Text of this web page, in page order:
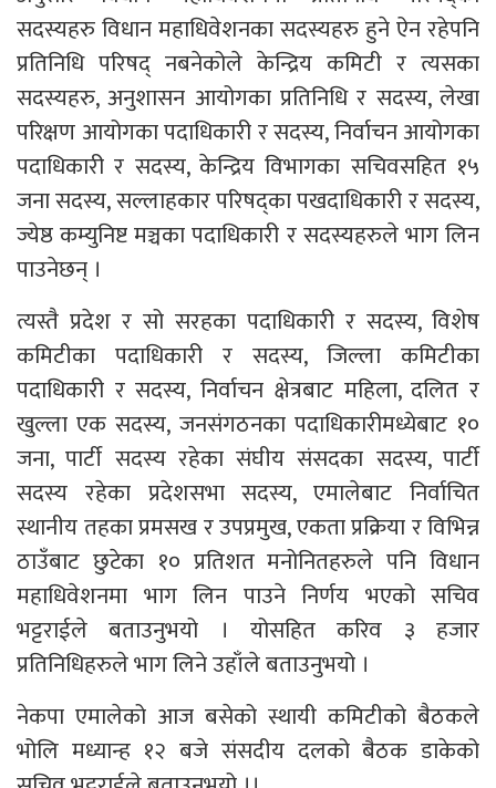
सदस्यहरु विधान महाधिवेशनका सदस्यहरु हुने ऐन रहेपनि
प्रतिनिधि परिषद् नबनेकोले केन्द्रिय कमिटी र त्यसका
सदस्यहरु, अनुशासन आयोगका प्रतिनिधि र सदस्य, लेखा
परिक्षण आयोगका पदाधिकारी र सदस्य, निर्वाचन आयोगका
पदाधिकारी र सदस्य, केन्द्रिय विभागका सचिवसहित १५
जना सदस्य, सल्लाहकार परिषद्का पखदाधिकारी र सदस्य,
ज्येष्ठ कम्युनिष्ट मञ्चका पदाधिकारी र सदस्यहरुले भाग लिन
पाउनेछन् ।
त्यस्तै प्रदेश र सो सरहका पदाधिकारी र सदस्य, विशेष
कमिटीका पदाधिकारी र सदस्य, जिल्ला कमिटीका
पदाधिकारी र सदस्य, निर्वाचन क्षेत्रबाट महिला, दलित र
खुल्ला एक सदस्य, जनसंगठनका पदाधिकारीमध्येबाट १०
जना, पार्टी सदस्य रहेका संघीय संसदका सदस्य, पार्टी
सदस्य रहेका प्रदेशसभा सदस्य, एमालेबाट निर्वाचित
स्थानीय तहका प्रमसख र उपप्रमुख, एकता प्रक्रिया र विभिन्न
ठाउँबाट छुटेका १० प्रतिशत मनोनितहरुले पनि विधान
महाधिवेशनमा भाग लिन पाउने निर्णय भएको सचिव
भट्टराईले बताउनुभयो । योसहित करिव ३ हजार
प्रतिनिधिहरुले भाग लिने उहाँले बताउनुभयो ।
नेकपा एमालेको आज बसेको स्थायी कमिटीको बैठकले
भोलि मध्यान्ह १२ बजे संसदीय दलको बैठक डाकेको